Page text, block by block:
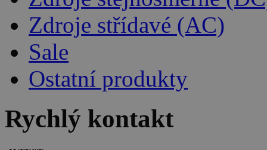
Zdroje střídavé (AC)
Sale
Ostatní produkty
Rychlý kontakt